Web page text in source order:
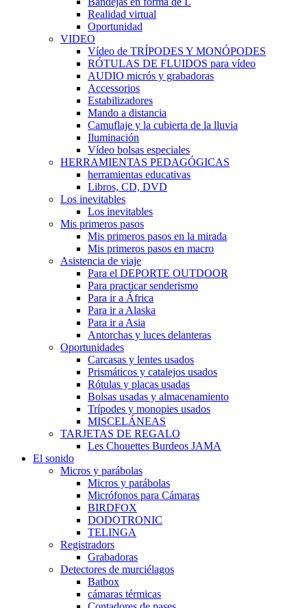
Realidad virtual
Oportunidad
VIDEO
Vídeo de TRÍPODES Y MONÓPODES
RÓTULAS DE FLUIDOS para vídeo
AUDIO micrós y grabadoras
Accessorios
Estabilizadores
Mando a distancia
Camuflaje y la cubierta de la lluvia
Iluminación
Vídeo bolsas especiales
HERRAMIENTAS PEDAGÓGICAS
herramientas educativas
Libros, CD, DVD
Los inevitables
Los inevitables
Mis primeros pasos
Mis primeros pasos en la mirada
Mis primeros pasos en macro
Asistencia de viaje
Para el DEPORTE OUTDOOR
Para practicar senderismo
Para ir a África
Para ir a Alaska
Para ir a Asia
Antorchas y luces delanteras
Oportunidades
Carcasas y lentes usados
Prismáticos y catalejos usados
Rótulas y placas usadas
Bolsas usadas y almacenamiento
Trípodes y monopies usados
MISCELÁNEAS
TARJETAS DE REGALO
Les Chouettes Burdeos JAMA
El sonido
Micros y parábolas
Micros y parábolas
Micrófonos para Cámaras
BIRDFOX
DODOTRONIC
TELINGA
Registradors
Grabadoras
Detectores de murciélagos
Batbox
cámaras térmicas